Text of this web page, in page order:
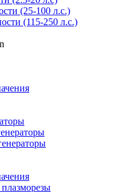
(25-100 л.с.)
(115-250 л.с.)